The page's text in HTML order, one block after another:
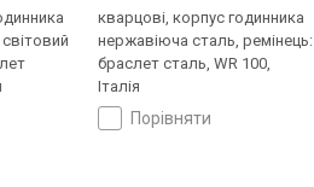
кварцові, корпус годинника
нержавіюча сталь, ремінець:
браслет сталь, WR 100,
Італія
порівняти